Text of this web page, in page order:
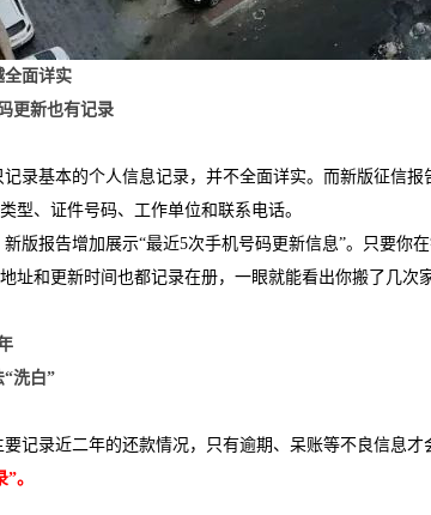
全面详实
更新也有记录
记录基本的个人信息记录，并不全面详实。而新版征信
型、证件号码、工作单位和联系电话。
版报告增加展示“最近5次手机号码更新信息”。只要你
址和更新时间也都记录在册，一眼就能看出你搬了几次家
“洗白”
要记录近二年的还款情况，只有逾期、呆账等不良信息才
。